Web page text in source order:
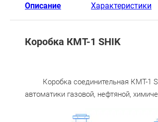
Описание Характеристики
Коробка КМТ-1 SHIK
Коробка соединительная КМТ-1
автоматики газовой, нефтяной,